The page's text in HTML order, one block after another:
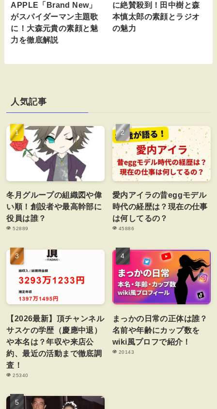
APPLE「Brand New」
がスパイダーマン主題歌
に！大森元貴の素顔と魅
力を徹底解説
に絶賛殺到！田中樹と森
本慎太郎の素顔とラジオ
の魅力
人気記事
冬月グループの組織図や偉
い順！創設者や最高幹部に
役員は誰？
52889
愛内アイラの昔eggモデル
時代の経歴は？現在の仕事
は何してるの？
45886
【2026最新】頂チャンネル
サスケの学歴（慶應中退）
や本名は？年収や来店公
約、最近の活動まで徹底調
査！
25340
まっかの日常の正体は誰？
名前や年齢にカップ数を
wiki風プロフで紹介！
20143